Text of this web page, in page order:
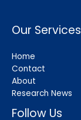
Our Services
Home
Contact
About
Research News
Follow Us